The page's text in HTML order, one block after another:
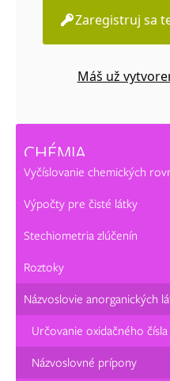
Zaregistruj sa
Máš už
CHÉMIA
Vyčíslovanie chemických
Výpočty pre čisté látky
Stechiometria zlúčenín
Roztoky
Názvoslovie anorganických
Určovanie oxidačného
Názvoslovné prípony